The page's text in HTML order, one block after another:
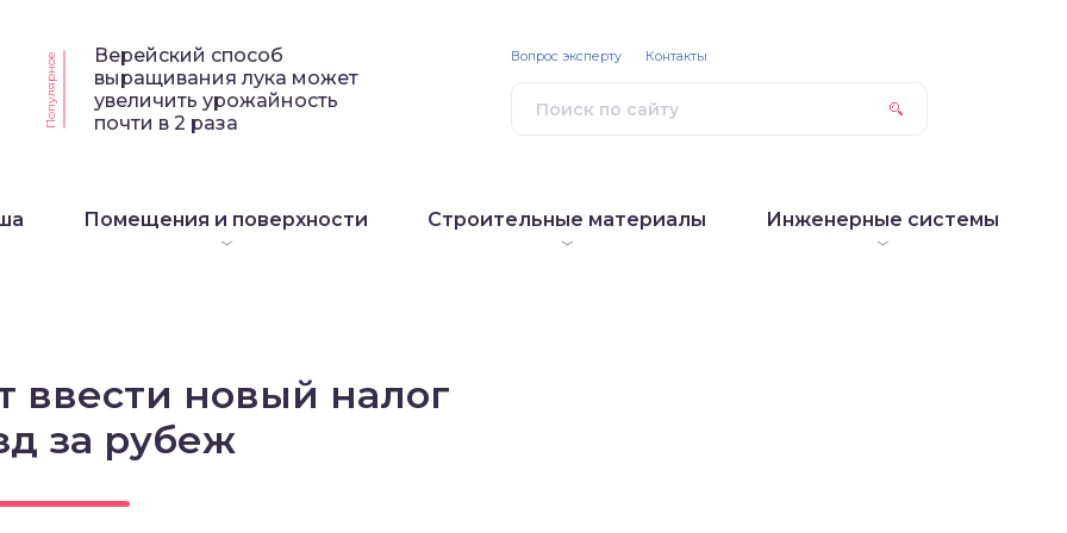
Популярное
Верейский способ
выращивания лука может
увеличить урожайность
почти в 2 раза
Помещения и поверхности Строительные материалы Инженерные системы
Вопрос эксперту Контакты
ввести новый налог
за рубеж